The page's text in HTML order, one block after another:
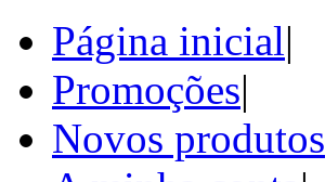
Página inicial|
Promoções|
Novos produtos